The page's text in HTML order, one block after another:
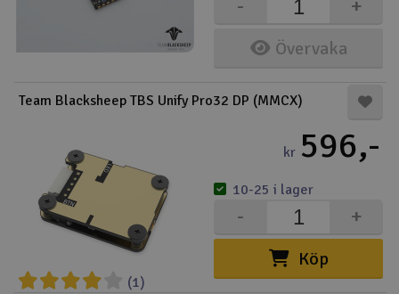
Övervaka
+
-
Team Blacksheep TBS Unify Pro32 DP (MMCX)
(1)
kr 596,-
Köp
+
-
10-25 i lager